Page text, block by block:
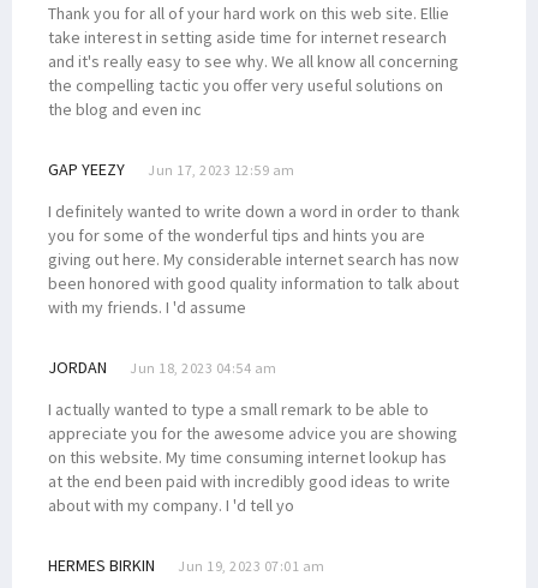
Thank you for all of your hard work on this web site. Ellie
take interest in setting aside time for internet research
and it's really easy to see why. We all know all concerning
the compelling tactic you offer very useful solutions on
the blog and even inc
GAP YEEZY Jun 17, 2023 12:59 am
I definitely wanted to write down a word in order to thank
you for some of the wonderful tips and hints you are
giving out here. My considerable internet search has now
been honored with good quality information to talk about
with my friends. I 'd assume
JORDAN Jun 18, 2023 04:54 am
I actually wanted to type a small remark to be able to
appreciate you for the awesome advice you are showing
on this website. My time consuming internet lookup has
at the end been paid with incredibly good ideas to write
about with my company. I 'd tell yo
HERMES BIRKIN Jun 19, 2023 07:01 am